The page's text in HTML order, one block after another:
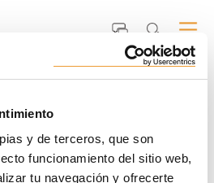
y de terceros, que son
funcionamiento del sitio web,
tu navegación y ofrecerte
<strong>ULMA</strong> Team Iñaki Irizar,
Técnico
cercanía con el cliente son la